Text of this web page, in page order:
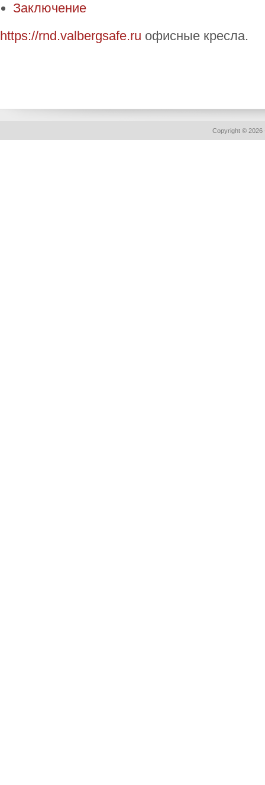
Заключение
https://rnd.valbergsafe.ru офисные кресла.
Copyright © 2026